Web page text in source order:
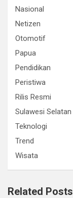
Nasional
Netizen
Otomotif
Papua
Pendidikan
Peristiwa
Rilis Resmi
Sulawesi Selatan
Teknologi
Trend
Wisata
Related Posts